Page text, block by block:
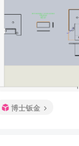
博士钣金